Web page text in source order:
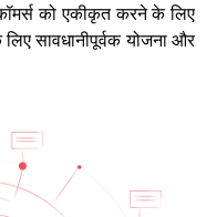
को एकीकृत करने के लिए
सावधानीपूर्वक योजना और